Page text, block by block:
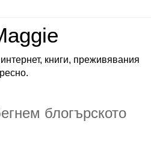
книги, преживявания
блогърското